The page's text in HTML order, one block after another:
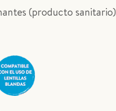
(producto sanitario)